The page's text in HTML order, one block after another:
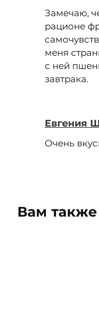
Замечаю,
рационе
меня
с ней
завтрака.
Евгения
Очень
Вам